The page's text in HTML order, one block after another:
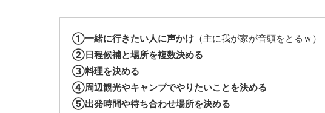
①一緒に行きたい人に声かけ （主に我が家が音頭をとるｗ）
②日程候補と場所を複数決める
③料理を決める
④周辺観光やキャンプでやりたいことを決める
⑤出発時間や待ち合わせ場所を決める